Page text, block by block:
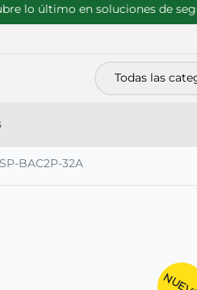
lo último en soluciones de
Todas las
SP-BAC2P-32A